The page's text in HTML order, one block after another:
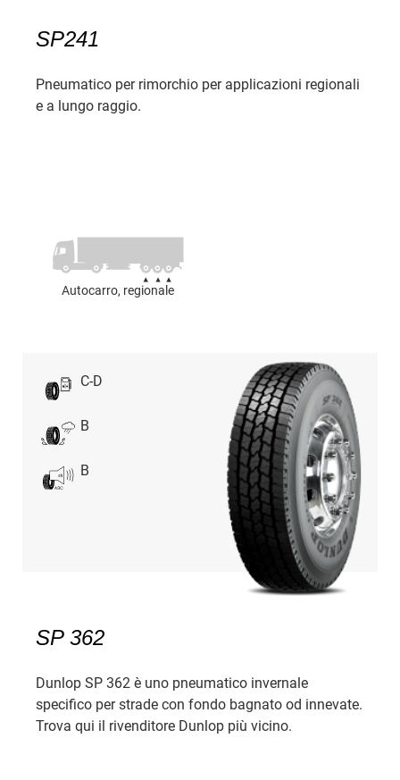
SP241
Pneumatico per rimorchio per applicazioni regionali
e a lungo raggio.
Autocarro, regionale
C-D
B
B
SP 362
Dunlop SP 362 è uno pneumatico invernale
specifico per strade con fondo bagnato od innevate.
Trova qui il rivenditore Dunlop più vicino.